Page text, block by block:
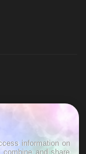
information on
and share